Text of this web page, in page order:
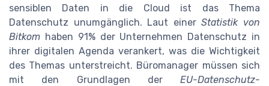
sensiblen Daten in die Cloud ist das Thema
Datenschutz unumgänglich. Laut einerStatistik von
Bitkom haben 91% der Unternehmen Datenschutz in
ihrer digitalen Agenda verankert, was die Wichtigkeit
des Themas unterstreicht. Büromanager müssen sich
mit den Grundlagen der EU-Datenschutz-